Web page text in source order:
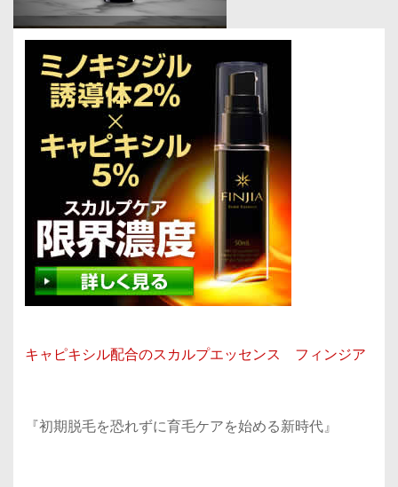
キャピキシル配合のスカルプエッセンス フィンジア
『初期脱毛を恐れずに育毛ケアを始める新時代』